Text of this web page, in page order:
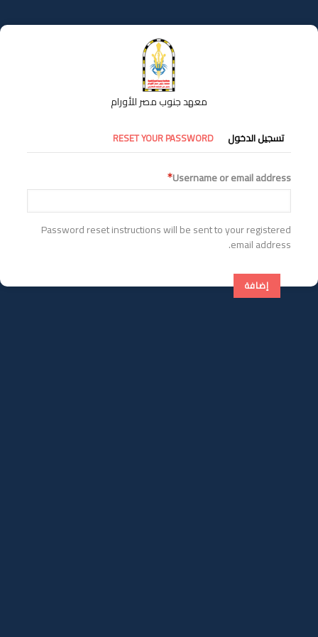
إلى
المحتوى
معهد جنوب مصر للأورام
التبويبات
الأساسية
تسجيل الدخول RESET YOUR PASSWORD
Username or email address
Password reset instructions will be sent to your registered
email address.